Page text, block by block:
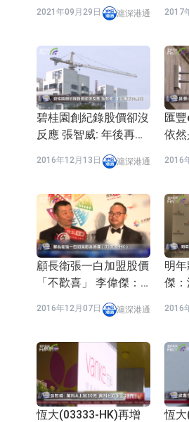
時停牌
業股票型證券投資
【異動股】港股跌
際(00496.HK)跌
(08611.HK)跌
【異動股】港股漲
技(02261.HK)漲
(02286.HK)漲
神火股份：新疆神
100%
【異動股】焦炭Ⅲ
貓(601015.CN)跌
浙江證監局對財通
採取出具警示函措
山金國際：港股上
2021年09月29日 滬深港通 2017
碧桂園創紀錄股價卻沒
反應 張智威: 年後再看
2016年12月13日 滬深港通
匯
依
2016
顧長衛張一白加盟股價
「不歡喜」 李偉傑：
2016年12月07日 滬深港通
明
傑：
2016
恆大(03333-HK)再增
恆